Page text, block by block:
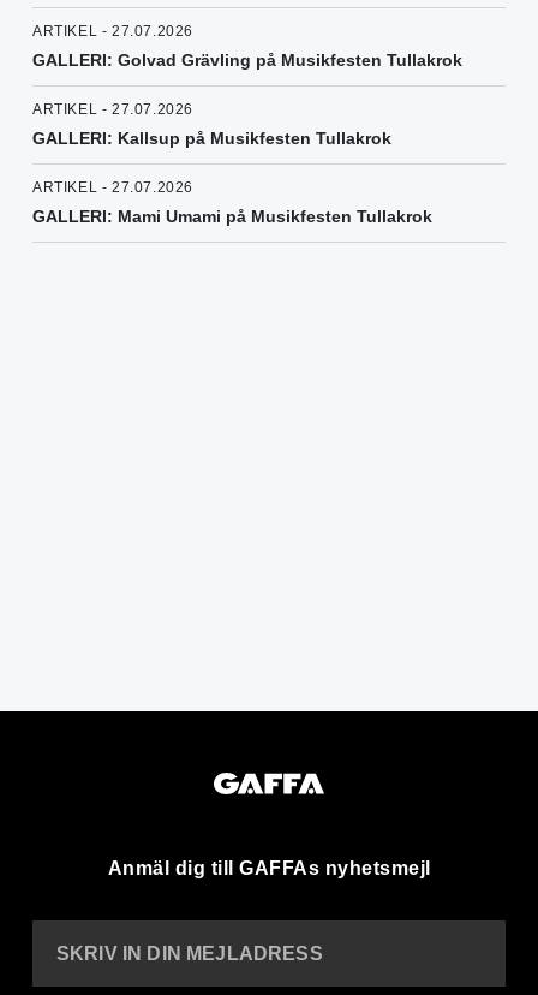
ARTIKEL - 27.07.2026
GALLERI: Golvad Grävling på Musikfesten Tullakrok
ARTIKEL - 27.07.2026
GALLERI: Kallsup på Musikfesten Tullakrok
ARTIKEL - 27.07.2026
GALLERI: Mami Umami på Musikfesten Tullakrok
Anmäl dig till GAFFAs nyhetsmejl
SKRIV IN DIN MEJLADRESS